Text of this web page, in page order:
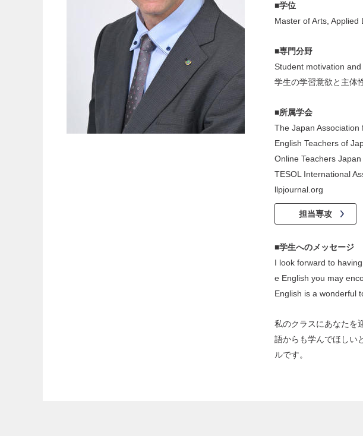
■学位
Master of Arts,
■専門分野
Student motivation
学生の学習意欲と主体
■所属学会
The Japan
English Teachers of
Online Teachers
TESOL International
llpjournal.org
担当専攻
■学生へのメッセージ
I look forward to
e English you may
English is a wonderful
私のクラスにあなたを
語からも学んでほしい
ルです。